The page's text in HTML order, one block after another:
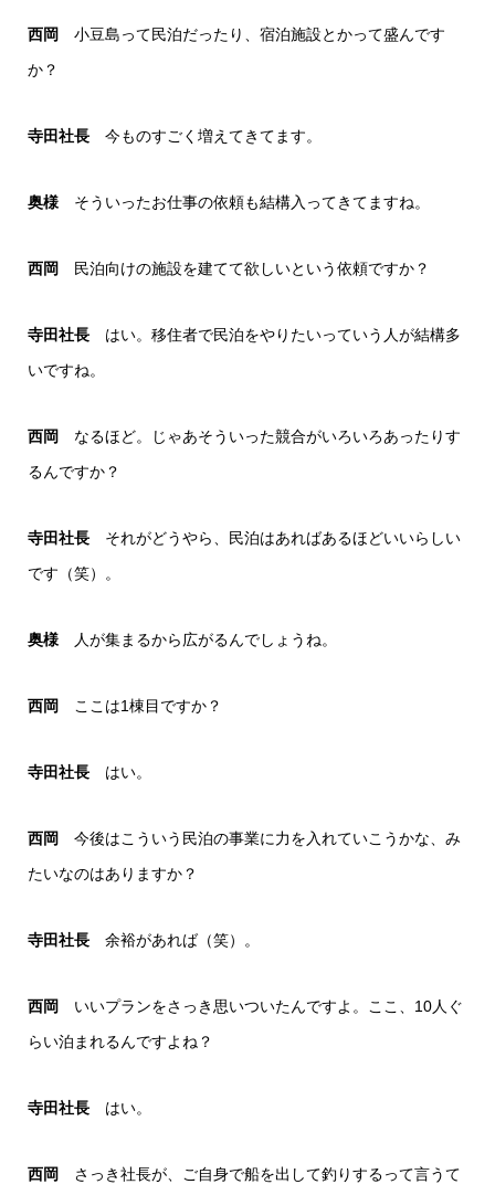
西岡
小豆島って民泊だったり、宿泊施設とかって盛んです
か？
寺田社長 今ものすごく増えてきてます。
奥様 そういったお仕事の依頼も結構入ってきてますね。
西岡 民泊向けの施設を建てて欲しいという依頼ですか？
寺田社長 はい。移住者で民泊をやりたいっていう人が結構多
いですね。
西岡
なるほど。じゃあそういった競合がいろいろあったりす
るんですか？
寺田社長 それがどうやら、民泊はあればあるほどいいらしい
です（笑）。
奥様 人が集まるから広がるんでしょうね。
西岡 ここは1棟目ですか？
寺田社長 はい。
西岡
今後はこういう民泊の事業に力を入れていこうかな、み
たいなのはありますか？
寺田社長 余裕があれば（笑）。
西岡
いいプランをさっき思いついたんですよ。ここ、10人ぐ
らい泊まれるんですよね？
寺田社長 はい。
西岡 さっき社長が、ご自身で船を出して釣りするって言うて